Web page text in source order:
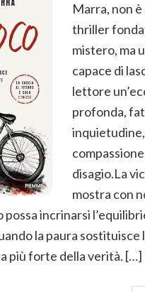
Marra, non
thriller
mistero, ma
capace di
lettore
profonda,
inquietudine,
disagio.La
mostra con
incrinarsi
la paura sostituisce
più forte della verità. […]